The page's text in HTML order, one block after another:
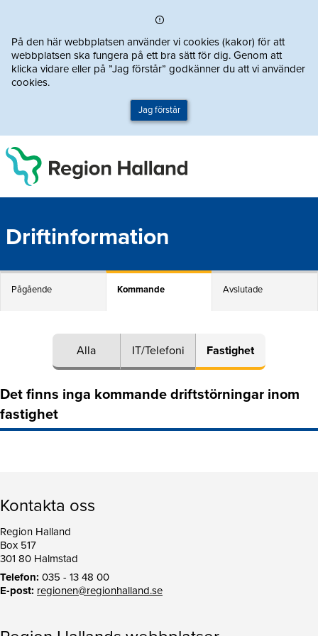
På den här webbplatsen använder vi cookies (kakor) för att
webbplatsen ska fungera på ett bra sätt för dig. Genom att
klicka vidare eller på ”Jag förstår” godkänner du att vi använder
cookies.
Jag förstår
Driftinformation
Pågående Kommande Avslutade
Alla IT/Telefoni Fastighet
Det finns inga kommande driftstörningar inom
fastighet
Kontakta oss
Region Halland
Box 517
301 80 Halmstad
Telefon: 035 - 13 48 00
E-post: regionen@regionhalland.se